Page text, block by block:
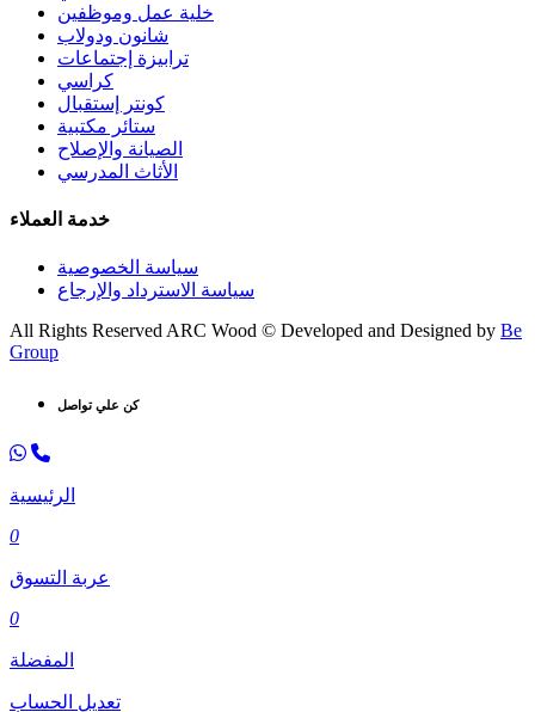
خلية عمل وموظفين
شانون ودولاب
ترابيزة إجتماعات
كراسي
كونتر إستقبال
ستائر مكتبية
الصيانة والإصلاح
الأثاث المدرسي
خدمة العملاء
سياسة الخصوصية
سياسة الاسترداد والإرجاع
All Rights Reserved ARC Wood © Developed and Designed by Be
Group
كن علي تواصل
الرئيسية
0
عربة التسوق
0
المفضلة
تعديل الحساب